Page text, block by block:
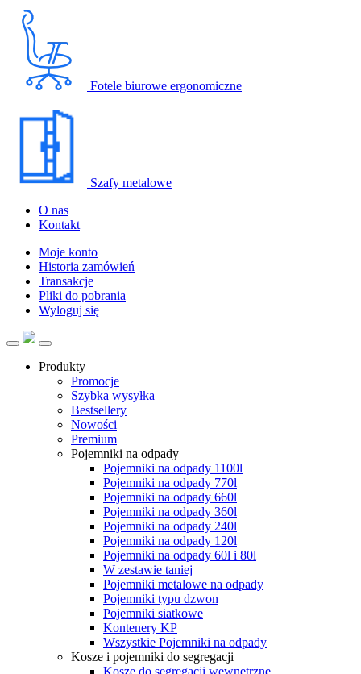
Fotele biurowe ergonomiczne
Szafy metalowe
O nas
Kontakt
Moje konto
Historia zamówień
Transakcje
Pliki do pobrania
Wyloguj się
Produkty
Promocje
Szybka wysyłka
Bestsellery
Nowości
Premium
Pojemniki na odpady
Pojemniki na odpady 1100l
Pojemniki na odpady 770l
Pojemniki na odpady 660l
Pojemniki na odpady 360l
Pojemniki na odpady 240l
Pojemniki na odpady 120l
Pojemniki na odpady 60l i 80l
W zestawie taniej
Pojemniki metalowe na odpady
Pojemniki typu dzwon
Pojemniki siatkowe
Kontenery KP
Wszystkie Pojemniki na odpady
Kosze i pojemniki do segregacji
Kosze do segregacji wewnętrzne